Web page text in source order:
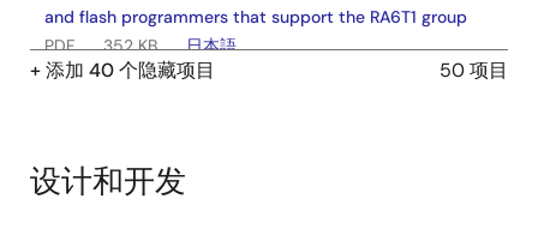
and flash programmers that support the RA6T1 group
PDF
352 KB
日本語
2020年10月28日
[Notification] Flash Programmer Survey Invitation
PDF
29 KB
日本語
+ 添加 40 个隐藏项目 50 项目
设计和开发